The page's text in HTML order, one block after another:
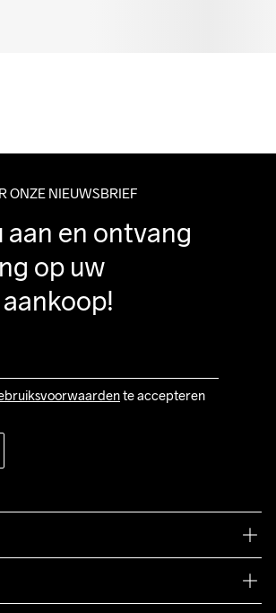
ONZE NIEUWSBRIEF
aan en ontvang
op uw
te accepteren